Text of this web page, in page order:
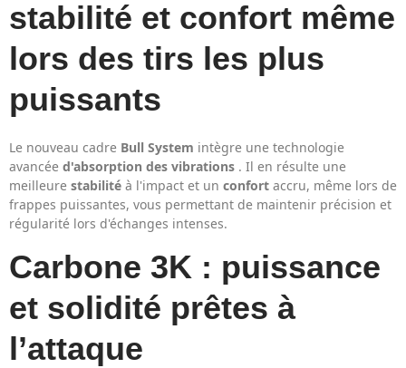
stabilité et confort même
lors des tirs les plus
puissants
Le nouveau cadre Bull System intègre une technologie
avancée d'absorption des vibrations . Il en résulte une
meilleure stabilité à l'impact et un confort accru, même lors de
frappes puissantes, vous permettant de maintenir précision et
régularité lors d'échanges intenses.
Carbone 3K : puissance
et solidité prêtes à
l’attaque